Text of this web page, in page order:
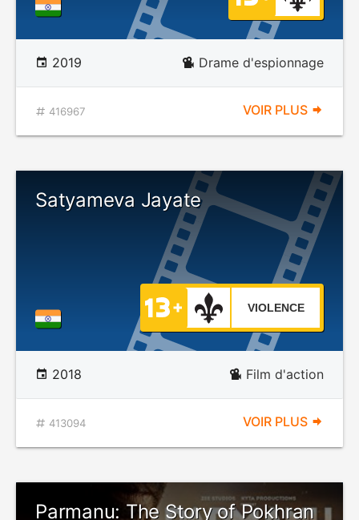
2019 Drame d'espionnage
416967 VOIR PLUS
Satyameva Jayate
VIOLENCE
2018 Film d'action
413094 VOIR PLUS
Parmanu: The Story of Pokhran